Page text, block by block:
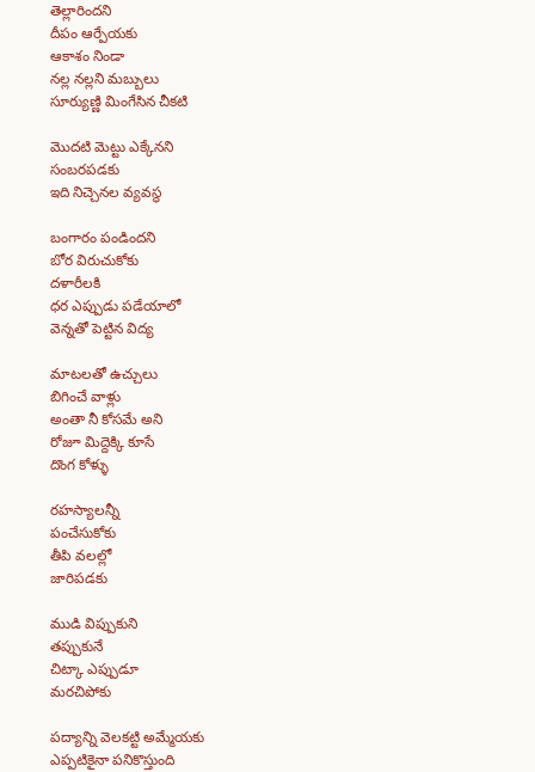
తెల్లారిందని
దీపం ఆర్పేయకు
ఆకాశం నిండా
నల్ల నల్లని మబ్బులు
సూర్యుణ్ణి మింగేసిన చీకటి
మొదటి మెట్టు ఎక్కేనని
సంబరపడకు
ఇది నిచ్చెనల వ్యవస్థ
బంగారం పండిందని
బోర విరుచుకోకు
దళారీలకి
ధర ఎప్పుడు పడేయాలో
వెన్నతో పెట్టిన విద్య
మాటలతో ఉచ్చులు
బిగించే వాళ్లు
అంతా నీ కోసమే అని
రోజూ మిద్దెక్కి కూసే
దొంగ కోళ్ళు
రహస్యాలన్నీ
పంచేసుకోకు
తీపి వలల్లో
జారిపడకు
ముడి విప్పుకుని
తప్పుకునే
చిట్కా ఎప్పుడూ
మరచిపోకు
పద్యాన్ని వెలకట్టి అమ్మేయకు
ఎప్పటికైనా పనికొస్తుంది